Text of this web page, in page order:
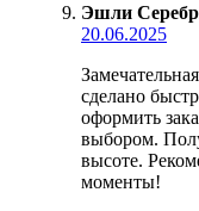
Эшли
20.06.2025
сделано
оформить
выбором.
высоте.
моменты!